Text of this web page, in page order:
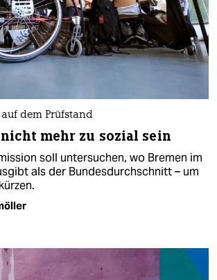
dem Prüfstand
mehr zu sozial sein
soll untersuchen, wo Bremen im
als der Bundesdurchschnitt – um